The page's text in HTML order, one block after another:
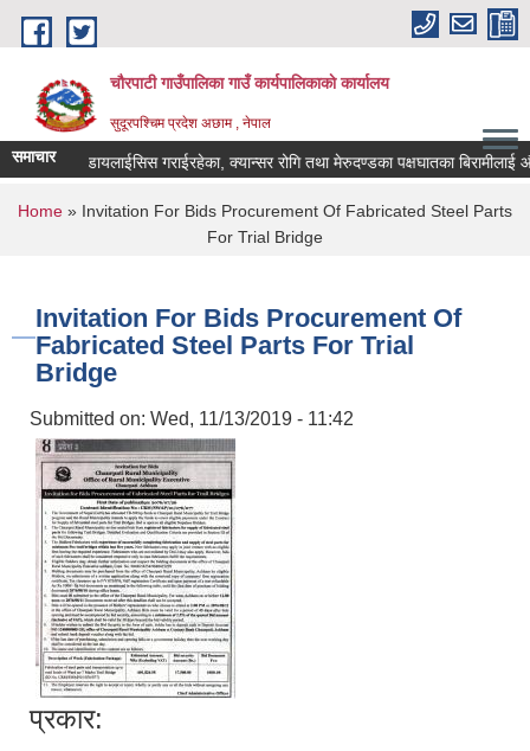
Skip to main content
चौरपाटी गाउँपालिका गाउँ कार्यपालिकाकाे कार्यालय
सुदूरपश्चिम प्रदेश अछाम , नेपाल
समाचार
गरेका, डायलाईसिस गराईरहेका, क्यान्सर रोगि तथा मेरुदण्डका पक्षघातका बिरामीलाई
You are here
Home » Invitation For Bids Procurement Of Fabricated Steel Parts
For Trial Bridge
Invitation For Bids Procurement Of
Fabricated Steel Parts For Trial
Bridge
Submitted on: Wed, 11/13/2019 - 11:42
प्रकार: